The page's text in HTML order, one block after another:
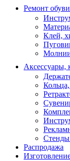
Ремонт обуви
Клей,
Аксессуары,
Распродажа